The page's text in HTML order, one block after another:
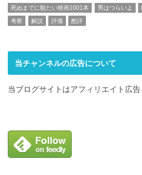
死ぬまでに観たい映画1001本
男はつらいよ
考察
解説 評価 酷評
当チャンネルの広告について
当ブログサイトはアフィリエイト広